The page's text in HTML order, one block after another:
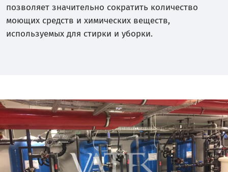
позволяет значительно сократить количество
моющих средств и химических веществ,
используемых для стирки и уборки.